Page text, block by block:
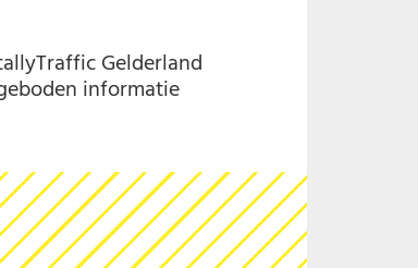
Gelderland
informatie